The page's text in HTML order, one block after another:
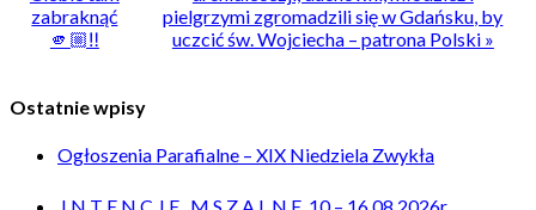
zabraknąć
🫵🏼‼️
pielgrzymi zgromadzili się w Gdańsku, by
uczcić św. Wojciecha – patrona Polski »
Ostatnie wpisy
Ogłoszenia Parafialne – XIX Niedziela Zwykła